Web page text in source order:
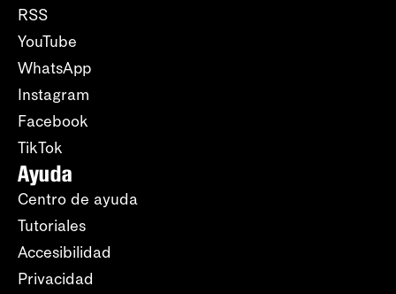
RSS
YouTube
WhatsApp
Instagram
Facebook
TikTok
Ayuda
Centro de ayuda
Tutoriales
Accesibilidad
Privacidad